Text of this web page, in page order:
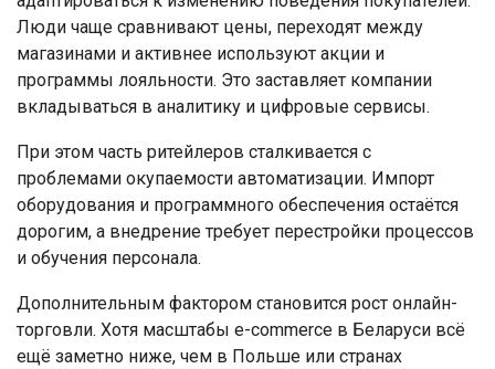
Люди чаще сравнивают цены, переходят между
магазинами и активнее используют акции и
программы лояльности. Это заставляет компании
вкладываться в аналитику и цифровые сервисы.
При этом часть ритейлеров сталкивается с
проблемами окупаемости автоматизации. Импорт
оборудования и программного обеспечения остаётся
дорогим, а внедрение требует перестройки процессов
и обучения персонала.
Дополнительным фактором становится рост онлайн-
торговли. Хотя масштабы e-commerce в Беларуси всё
ещё заметно ниже, чем в Польше или странах